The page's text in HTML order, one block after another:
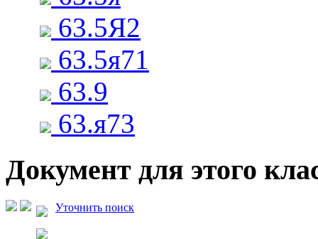
63.5Я2
63.5я71
63.9
63.я73
Документ для этого
Уточнить поиск